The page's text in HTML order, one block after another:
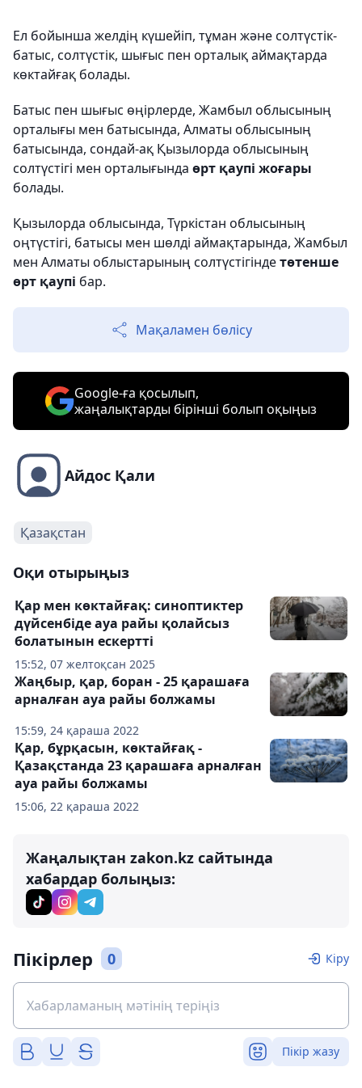
Ел бойынша желдің күшейіп, тұман және солтүстік-
батыс, солтүстік, шығыс пен орталық аймақтарда
көктайғақ болады.
Батыс пен шығыс өңірлерде, Жамбыл облысының
орталығы мен батысында, Алматы облысының
батысында, сондай-ақ Қызылорда облысының
солтүстігі мен орталығында өрт қаупі жоғары
болады.
Қызылорда облысында, Түркістан облысының
оңтүстігі, батысы мен шөлді аймақтарында, Жамбыл
мен Алматы облыстарының солтүстігіндетөтенше
өрт қаупі бар.
Мақаламен бөлісу
Google-ға қосылып,
жаңалықтарды бірінші болып оқыңыз
Айдос Қали
Қазақстан
Оқи отырыңыз
15:52, 07 желтоқсан 2025
Қар мен көктайғақ: синоптиктер
дүйсенбіде ауа райы қолайсыз
болатынын ескертті
15:59, 24 қараша 2022
Жаңбыр, қар, боран - 25 қарашаға
арналған ауа райы болжамы
15:06, 22 қараша 2022
Қар, бұрқасын, көктайғақ -
Қазақстанда 23 қарашаға арналған
ауа райы болжамы
Жаңалықтан zakon.kz сайтында
хабардар болыңыз:
Пікірлер 0 Кіру
Пікір жазу